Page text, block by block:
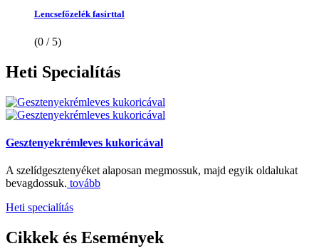
Lencsefőzelék fasírttal
(0 / 5)
Heti Specialítás
Gesztenyekrémleves kukoricával
A szelídgesztenyéket alaposan megmossuk, majd egyik oldalukat
bevagdossuk. tovább
Heti specialítás
Cikkek és Események